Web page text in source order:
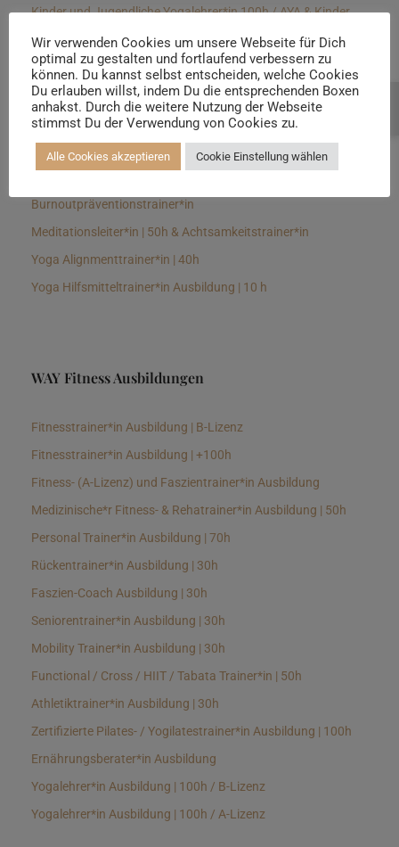
Kinder und Jugendliche Yogalehrer*in 100h / AYA & Kinder
Yin Yogalehrer*in | 100 h & Faszientrainer*in
Hormon Yogalehrer*in / Yogatherapeut*in &
Stressmanagementtrainer*in | 70h
Longevitytrainer*in
Burnoutpräventionstrainer*in
Meditationsleiter*in | 50h & Achtsamkeitstrainer*in
Yoga Alignmenttrainer*in | 40h
Yoga Hilfsmitteltrainer*in Ausbildung | 10 h
WAY Fitness Ausbildungen
Fitnesstrainer*in Ausbildung | B-Lizenz
Fitnesstrainer*in Ausbildung | +100h
Fitness- (A-Lizenz) und Faszientrainer*in Ausbildung
Medizinische*r Fitness- & Rehatrainer*in Ausbildung | 50h
Personal Trainer*in Ausbildung | 70h
Rückentrainer*in Ausbildung | 30h
Faszien-Coach Ausbildung | 30h
Seniorentrainer*in Ausbildung | 30h
Mobility Trainer*in Ausbildung | 30h
Functional / Cross / HIIT / Tabata Trainer*in | 50h
Athletiktrainer*in Ausbildung | 30h
Zertifizierte Pilates- / Yogilatestrainer*in Ausbildung | 100h
Ernährungsberater*in Ausbildung
Yogalehrer*in Ausbildung | 100h / B-Lizenz
Yogalehrer*in Ausbildung | 100h / A-Lizenz
Wir verwenden Cookies um unsere Webseite für Dich
optimal zu gestalten und fortlaufend verbessern zu
können. Du kannst selbst entscheiden, welche Cookies
Du erlauben willst, indem Du die entsprechenden Boxen
anhakst. Durch die weitere Nutzung der Webseite
stimmst Du der Verwendung von Cookies zu.
Alle Cookies akzeptieren Cookie Einstellung wählen
Beratung buchen